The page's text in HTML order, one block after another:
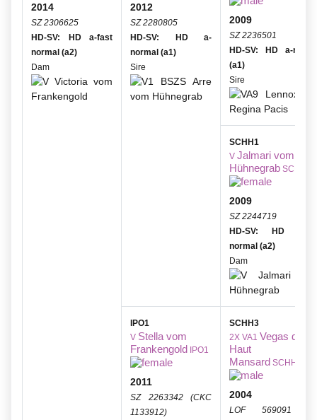
2014
SZ 2306625
HD-SV: HD a-fast
normal (a2)
Dam
2012
SZ 2280805
HD-SV: HD a-
normal (a1)
Sire
2009
SZ 2236501
HD-SV: HD a-
(a1)
Sire
SCHH1
V Jalmari vom
Hühnegrab SCHH1
2009
SZ 2244719
HD-SV: HD a-
normal (a2)
Dam
IPO1
V Stella vom
Frankengold IPO1
2011
SZ 2263342 (CKC
1133912)
SCHH3
2X VA1 Vegas du
Haut
Mansard SCHH3
2004
LOF 569091